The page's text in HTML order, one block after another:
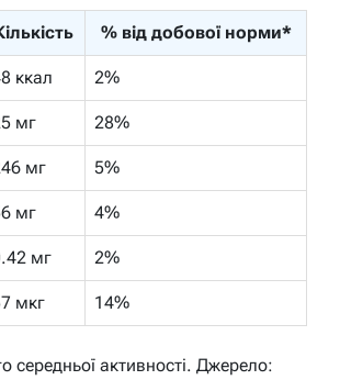
% від добової норми*
ккал 2%
мг 28%
мг 5%
мг 4%
мг 2%
мкг 14%
середньої активності. Джерело: